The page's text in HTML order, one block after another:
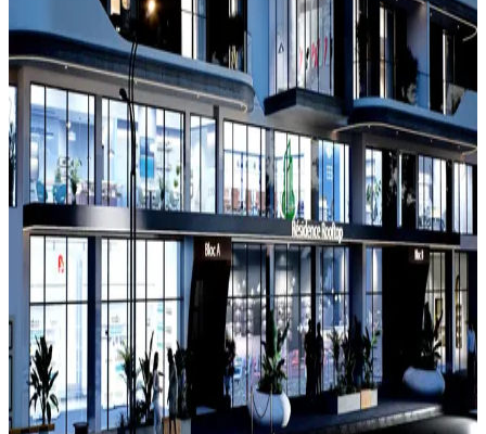
Oussama Promotion Immobilière